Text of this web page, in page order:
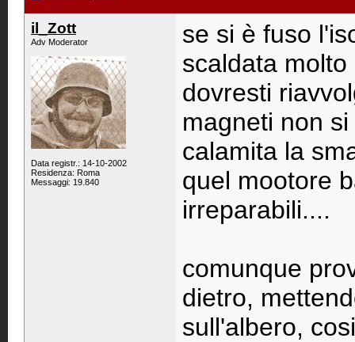
il_Zott
Adv Moderator
Data registr.: 14-10-2002
Residenza: Roma
Messaggi: 19.840
se si è fuso
scaldata
dovresti
magneti non
calamita la
quel mootore
irreparabili....
comunque
dietro,
sull'albero,